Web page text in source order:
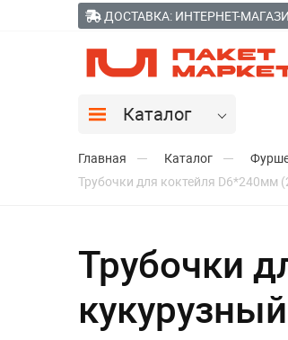
ДОСТАВКА: ИНТЕРНЕТ-
Каталог
Главная Каталог
Трубочки для коктейля
Трубочки